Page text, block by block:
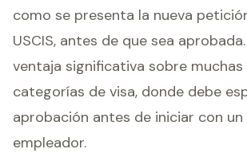
como se presenta la nueva
USCIS, antes de que sea
ventaja significativa sobre
categorías de visa, donde debe
aprobación antes de iniciar con un
empleador.